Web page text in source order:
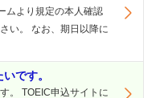
ムより規定の本人確認
い。 なお、期日以降に
です。
。 TOEIC申込サイトに